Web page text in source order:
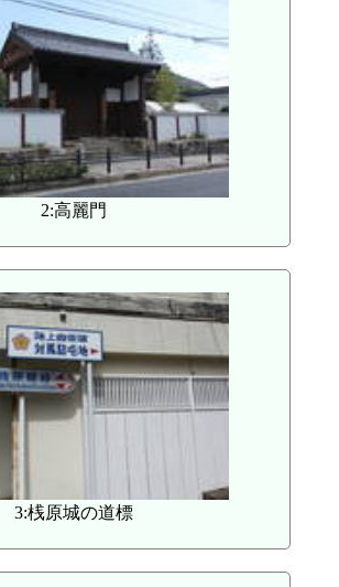
2:高麗門
3:桟原城の道標